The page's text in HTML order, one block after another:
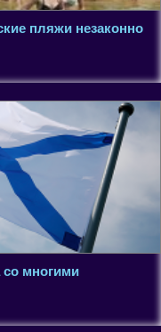
пляжи незаконно
со многими